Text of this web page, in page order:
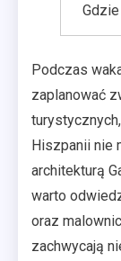
Podczas
zaplanować
Hiszpanii nie
architekturą
warto
oraz
zachwycają